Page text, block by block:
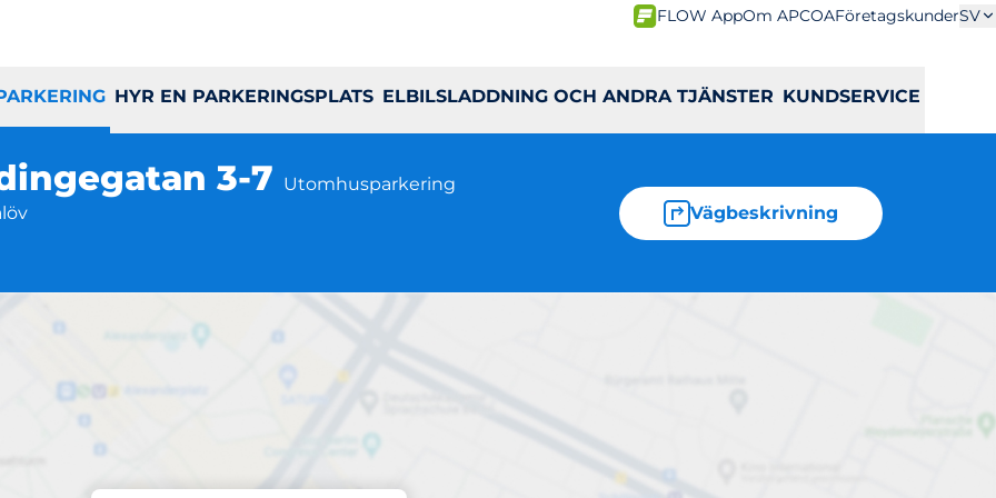
FLOW AppOm APCOAFöretagskunderSV
HYR EN PARKERINGSPLATS ELBILSLADDNING OCH ANDRA TJÄNSTER KUNDSERVICE
3-7 Utomhusparkering
Vägbeskrivning
3-7, Bredingegatan 3-7